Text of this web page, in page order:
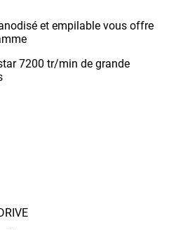
et empilable vous offre
7200 tr/min de grande